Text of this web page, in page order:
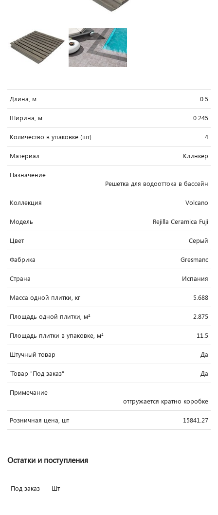
Длина, м 0.5
Ширина, м 0.245
Количество в упаковке (шт) 4
Материал Клинкер
Назначение
Решетка для водооттока в бассейн
Коллекция Volcano
Модель Rejilla Ceramica Fuji
Цвет Серый
Фабрика Gresmanc
Страна Испания
Масса одной плитки, кг 5.688
Площадь одной плитки, м² 2.875
Площадь плитки в упаковке, м² 11.5
Штучный товар Да
`Товар "Под заказ" Да
Примечание
отгружается кратно коробке
Розничная цена, шт 15841.27
Остатки и поступления
Под заказ Шт